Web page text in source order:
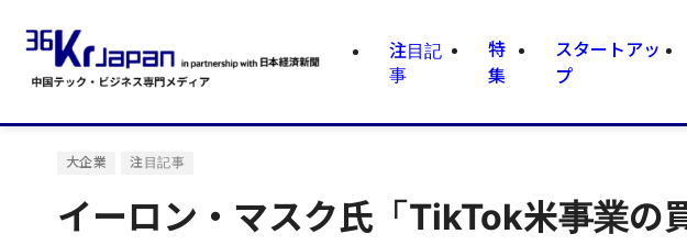
注目記
事
特
集
スタートアッ
プ
大企業 注目記事
イーロン・マスク氏「TikTok米事業の